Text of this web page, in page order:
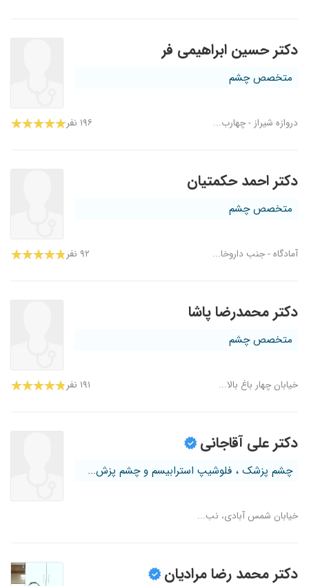
دکتر حسین ابراهیمی فر
متخصص چشم
دروازه شیراز - چهارب... ۱۹۶ نفر
دکتر احمد حکمتیان
متخصص چشم
آمادگاه - جنب داروخا... ۹۲ نفر
دکتر محمدرضا پاشا
متخصص چشم
خیابان چهار باغ بالا... ۱۹۱ نفر
دکتر علی آقاجانی
چشم پزشک ، فلوشیپ استرابیسم و چشم پزش...
خیابان شمس آبادی، نب...
دکتر محمد رضا مرادیان